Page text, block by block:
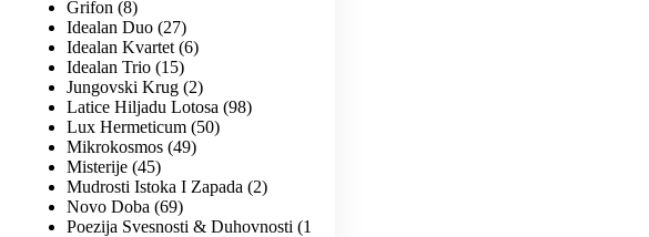
Grifon 8
Idealan Duo 27
Idealan Kvartet 6
Idealan Trio 15
Jungovski Krug 2
Latice Hiljadu Lotosa 98
Lux Hermeticum 50
Mikrokosmos 49
Misterije 45
Mudrosti Istoka I Zapada
2
Novo Doba 69
Poezija Svesnosti & Duhovnosti
1